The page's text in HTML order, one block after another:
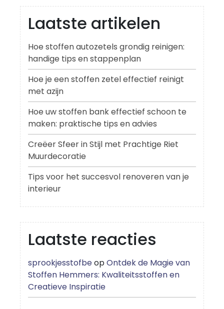
Laatste artikelen
Hoe stoffen autozetels grondig reinigen:
handige tips en stappenplan
Hoe je een stoffen zetel effectief reinigt
met azijn
Hoe uw stoffen bank effectief schoon te
maken: praktische tips en advies
Creëer Sfeer in Stijl met Prachtige Riet
Muurdecoratie
Tips voor het succesvol renoveren van je
interieur
Laatste reacties
sprookjesstofbeopOntdek de Magie van
Stoffen Hemmers: Kwaliteitsstoffen en
Creatieve Inspiratie